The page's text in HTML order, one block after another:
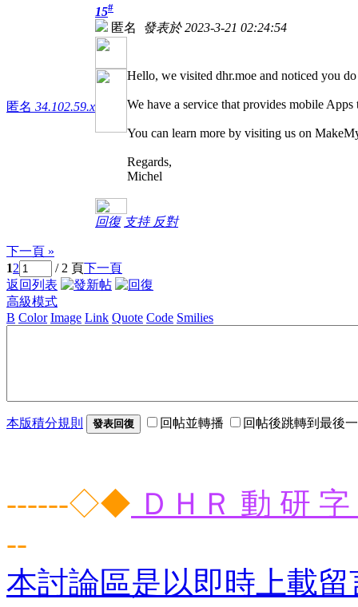
匿名 34.102.59.x
15#
匿名 發表於 2023-3-21 02:24:54
Hello, we visited dhr.moe and noticed you
We have a service that provides mobile
You can learn more by visiting us on
Regards,
Michel
回復 支持 反對
下一頁 »
12 / 2 頁下一頁
返回列表
高級模式
B Color Image Link Quote Code Smilies
本版積分規則 發表回復 回帖並轉播 回帖後跳轉到最後
------◇◆ ＤＨＲ 動 研
--
本討論區是以即時上載